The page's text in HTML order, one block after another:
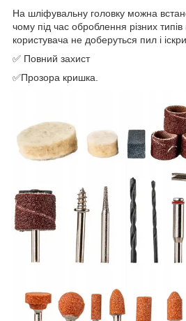
На шліфувальну головку можна
чому під час оброблення різних
користувача не доберуться пил і іскри.
✅ Повний захист
✅Прозора кришка.